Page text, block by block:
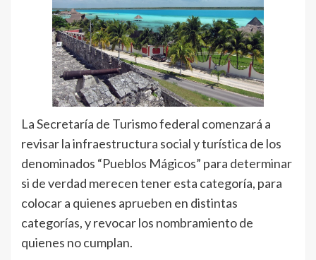
La Secretaría de Turismo federal comenzará a
revisar la infraestructura social y turística de los
denominados “Pueblos Mágicos” para determinar
si de verdad merecen tener esta categoría, para
colocar a quienes aprueben en distintas
categorías, y revocar los nombramiento de
quienes no cumplan.